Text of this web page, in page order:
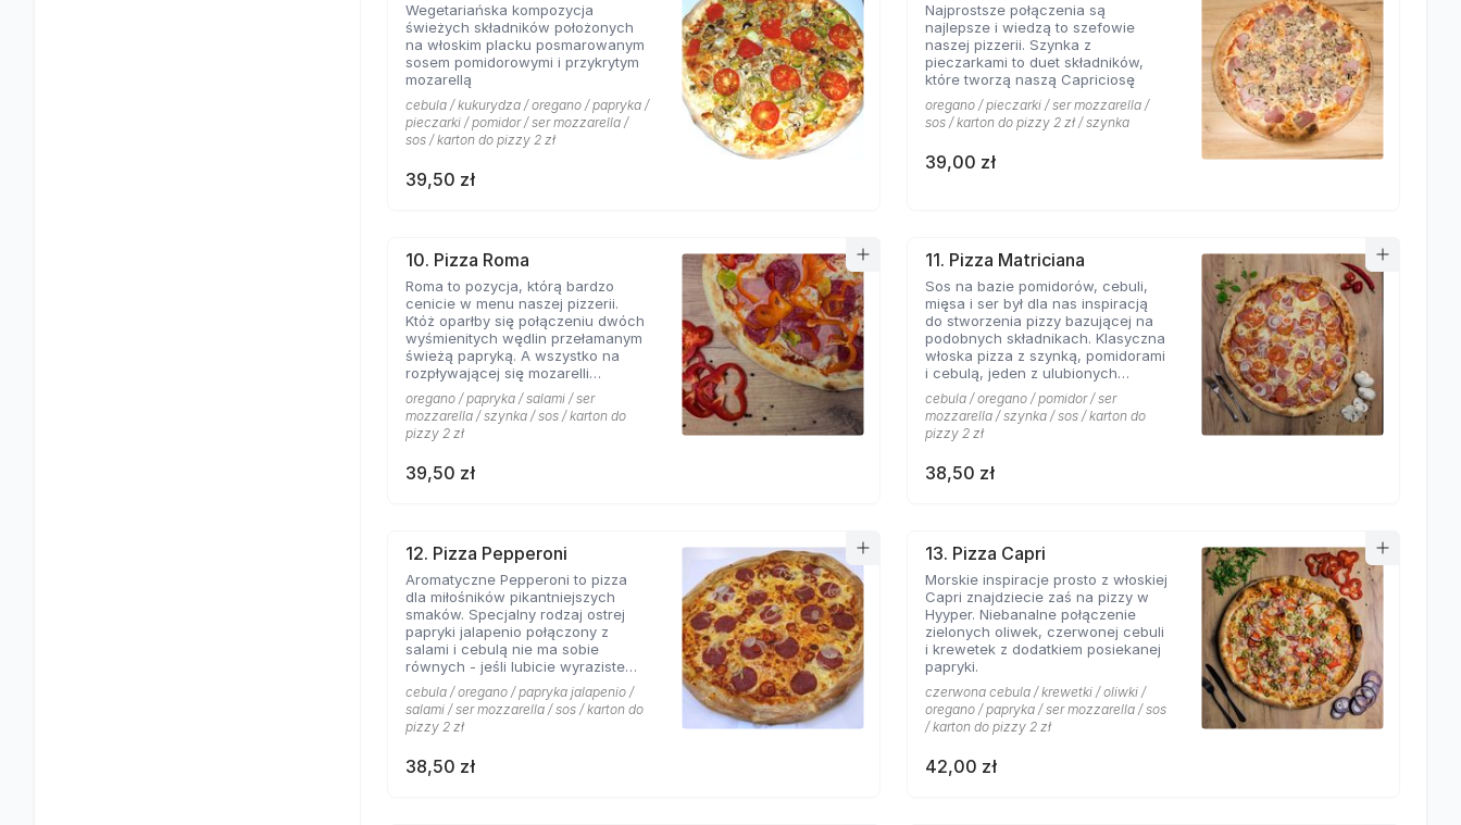
Wegetariańska kompozycja
świeżych składników położonych
na włoskim placku posmarowanym
sosem pomidorowymi i przykrytym
mozarellą
cebula / kukurydza / oregano / papryka /
pieczarki / pomidor / ser mozzarella /
sos / karton do pizzy 2 zł
39,50 zł
Najprostsze połączenia są
najlepsze i wiedzą to szefowie
naszej pizzerii. Szynka z
pieczarkami to duet składników,
które tworzą naszą Capriciosę
oregano / pieczarki / ser mozzarella /
sos / karton do pizzy 2 zł / szynka
39,00 zł
10. Pizza Roma
Roma to pozycja, którą bardzo
cenicie w menu naszej pizzerii.
Któż oparłby się połączeniu dwóch
wyśmienitych wędlin przełamanym
świeżą papryką. A wszystko na
rozpływającej się mozarelli
posypanej oregano.
oregano / papryka / salami / ser
mozzarella / szynka / sos / karton do
pizzy 2 zł
39,50 zł
11. Pizza Matriciana
Sos na bazie pomidorów, cebuli,
mięsa i ser był dla nas inspiracją
do stworzenia pizzy bazującej na
podobnych składnikach. Klasyczna
włoska pizza z szynką, pomidorami
i cebulą, jeden z ulubionych
smaków klientów Hyyper!
cebula / oregano / pomidor / ser
mozzarella / szynka / sos / karton do
pizzy 2 zł
38,50 zł
12. Pizza Pepperoni
Aromatyczne Pepperoni to pizza
dla miłośników pikantniejszych
smaków. Specjalny rodzaj ostrej
papryki jalapenio połączony z
salami i cebulą nie ma sobie
równych - jeśli lubicie wyraziste
składniki na roztopionej mozarelli.
cebula / oregano / papryka jalapenio /
salami / ser mozzarella / sos / karton do
pizzy 2 zł
38,50 zł
13. Pizza Capri
Morskie inspiracje prosto z włoskiej
Capri znajdziecie zaś na pizzy w
Hyyper. Niebanalne połączenie
zielonych oliwek, czerwonej cebuli
i krewetek z dodatkiem posiekanej
papryki.
czerwona cebula / krewetki / oliwki /
oregano / papryka / ser mozzarella / sos
/ karton do pizzy 2 zł
42,00 zł